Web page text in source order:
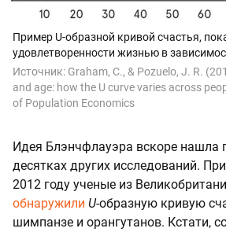
Пример U-образной кривой счастья,
удовлетворенности жизнью в
Источник: Graham, C., & Pozuelo, J. R.
and age: how the U curve varies across
of Population Economics
Идея Блэнчфлауэра вскоре нашла
десятках других исследований.
2012 году ученые из
обнаружили U-образную кривую
шимпанзе и орангутанов. Кстати,